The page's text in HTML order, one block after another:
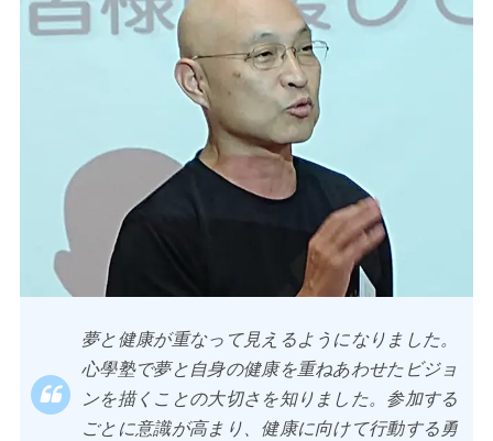
夢と健康が重なって見えるようになりました。
心學塾で夢と自身の健康を重ねあわせたビジョ
ンを描くことの大切さを知りました。参加する
ごとに意識が高まり、健康に向けて行動する勇